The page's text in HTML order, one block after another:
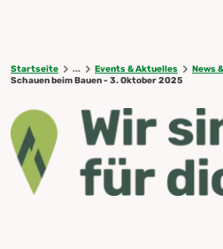
Startseite ... Events & Aktuelles
News
Schauen beim Bauen - 3. Oktober 2025